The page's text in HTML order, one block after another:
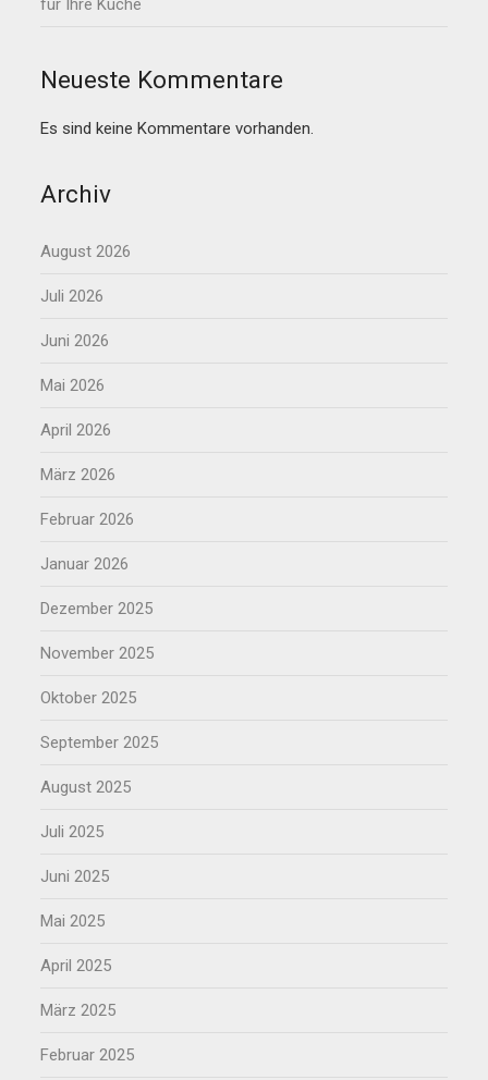
für Ihre Küche
Neueste Kommentare
Es sind keine Kommentare vorhanden.
Archiv
August 2026
Juli 2026
Juni 2026
Mai 2026
April 2026
März 2026
Februar 2026
Januar 2026
Dezember 2025
November 2025
Oktober 2025
September 2025
August 2025
Juli 2025
Juni 2025
Mai 2025
April 2025
März 2025
Februar 2025